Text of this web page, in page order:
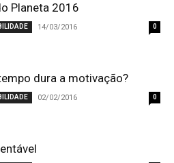
Planeta 2016
14/03/2016 0
dura a motivação?
02/02/2016 0